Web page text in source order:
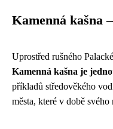
Kamenná kašna
Uprostřed rušného
Kamenná kašna je
příkladů středověkého
města, které v době